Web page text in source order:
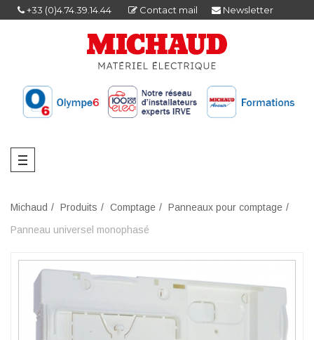
+33 (0)4.74.39.14.44 Contact mail Newsletter
Michaud Produits Comptage
Panneaux pour comptage
Panneau universel monophasé